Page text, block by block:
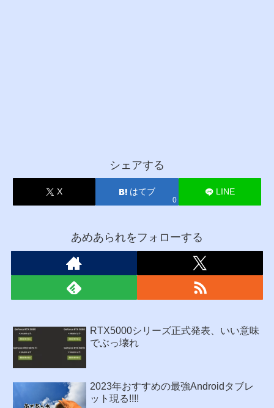
シェアする
X はてブ
0
LINE
あめあられをフォローする
RTX5000シリーズ正式発表、いい意味
でぶっ壊れ
2023年おすすめの最強Androidタブレ
ット現る!!!!